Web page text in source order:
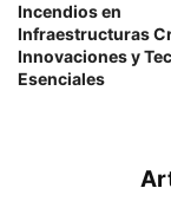
Incendios en
Infraestructuras
Innovaciones y
Esenciales